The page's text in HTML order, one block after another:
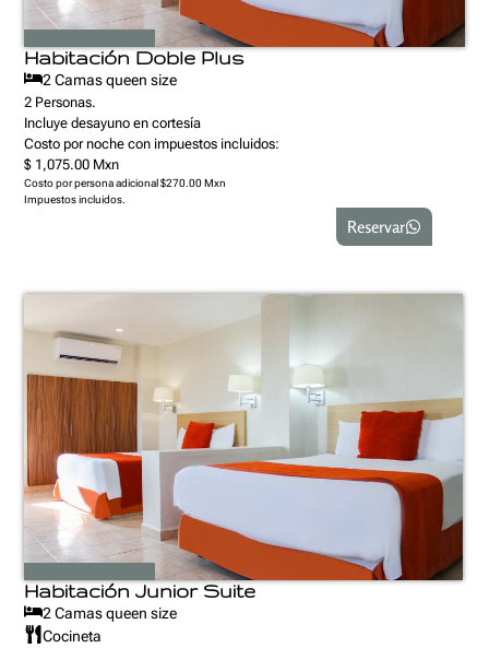
Habitación Doble Plus
2 Camas queen size
2 Personas.
Incluye desayuno en cortesía
Costo por noche con impuestos incluidos:
$ 1,075.00 Mxn
Costo por persona adicional $270.00 Mxn
Impuestos incluidos.
Reservar
Habitación Junior Suite
2 Camas queen size
Cocineta